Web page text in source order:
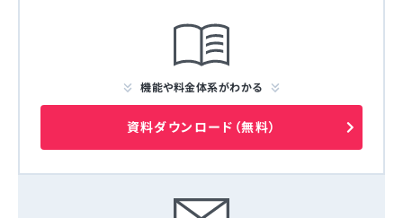
機能や料金体系がわかる
資料ダウンロード（無料）